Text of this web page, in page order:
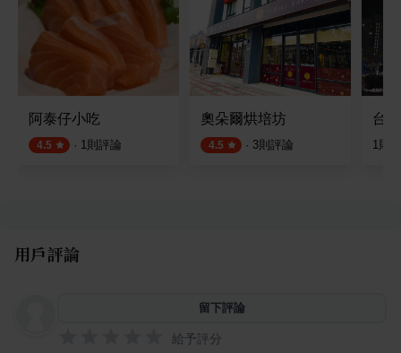
阿泰仔小吃
4.5 · 1則評論
奧朵爾烘培坊
4.5 · 3則評論
台
1則
用戶評論
留下評論
給予評分